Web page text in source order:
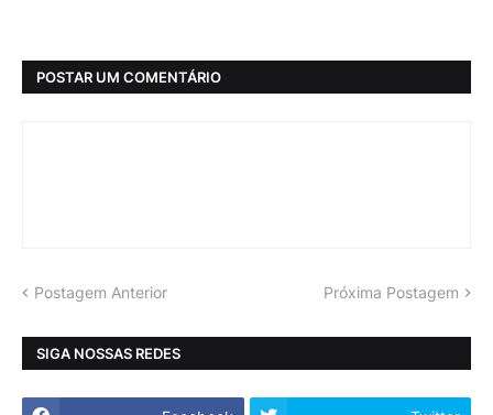
POSTAR UM COMENTÁRIO
Postagem Anterior Próxima Postagem
SIGA NOSSAS REDES